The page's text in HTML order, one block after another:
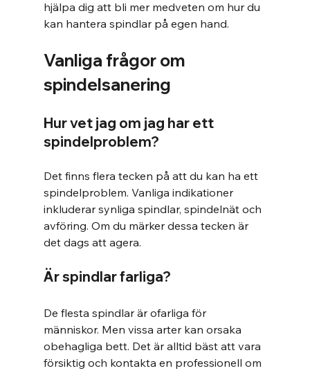
hjälpa dig att bli mer medveten om hur du
kan hantera spindlar på egen hand.
Vanliga frågor om
spindelsanering
Hur vet jag om jag har ett
spindelproblem?
Det finns flera tecken på att du kan ha ett
spindelproblem. Vanliga indikationer
inkluderar synliga spindlar, spindelnät och
avföring. Om du märker dessa tecken är
det dags att agera.
Är spindlar farliga?
De flesta spindlar är ofarliga för
människor. Men vissa arter kan orsaka
obehagliga bett. Det är alltid bäst att vara
försiktig och kontakta en professionell om